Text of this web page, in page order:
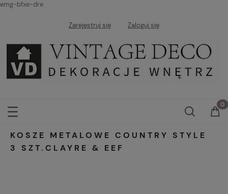
emg-bfxe-dre
Zarejestruj się Zaloguj się
KOSZE METALOWE COUNTRY STYLE
3 SZT.CLAYRE & EEF